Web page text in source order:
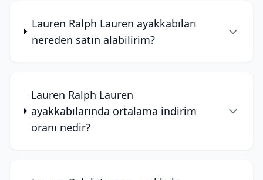
Lauren Ralph Lauren ayakkabıları
nereden satın alabilirim?
Lauren Ralph Lauren
ayakkabılarında ortalama indirim
oranı nedir?